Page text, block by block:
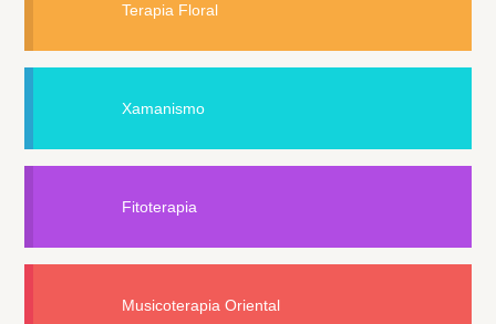
Terapia Floral
Xamanismo
Fitoterapia
Musicoterapia Oriental